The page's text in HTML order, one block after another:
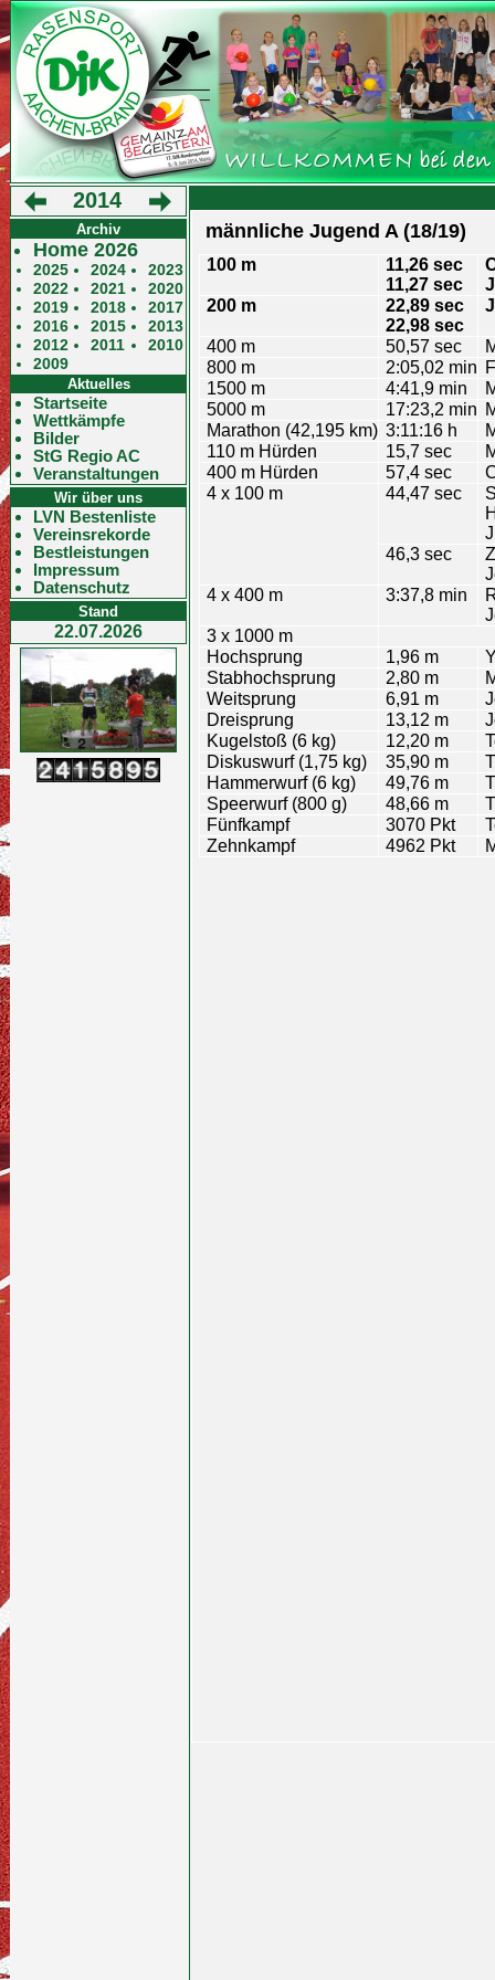
2014
Archiv
Home 2026
2025 2024
2023
2022
2021
2020
2019
2018
2017
2016
2015
2013
2012
2011
2010
2009
Aktuelles
Startseite
Wettkämpfe
Bilder
StG Regio AC
Veranstaltungen
Wir über uns
LVN Bestenliste
Vereinsrekorde
Bestleistungen
Impressum
Datenschutz
Stand
22.07.2026
männliche Jugend A (18/19)
100 m
11,26 sec
11,27 sec
200 m
22,89 sec
22,98 sec
400 m 50,57 sec
800 m
2:05,02 min
1500 m
4:41,9 min
5000 m
17:23,2 min
Marathon (42,195 km) 3:11:16 h
110 m Hürden
15,7 sec
400 m Hürden
57,4 sec
4 x 100 m
44,47 sec
46,3 sec
4 x 400 m
3:37,8 min
3 x 1000 m
Hochsprung
1,96 m
Stabhochsprung
2,80 m
Weitsprung
6,91 m
Dreisprung
13,12 m
Kugelstoß (6 kg)
12,20 m
Diskuswurf (1,75 kg)
35,90 m
Hammerwurf (6 kg)
49,76 m
Speerwurf (800 g)
48,66 m
Fünfkampf
3070 Pkt
Zehnkampf
4962 Pkt